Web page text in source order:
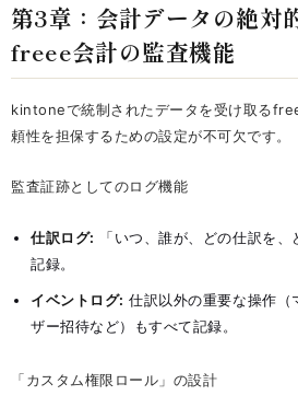
第3章：会計データの絶対
freee会計の監査機能
kintoneで統制されたデータを受け取る
頼性を担保するための設定が不可欠です。
監査証跡としてのログ機能
仕訳ログ:
「いつ、誰が、どの仕訳を
記録。
イベントログ: 仕訳以外の重要な操作（
ザー招待など）もすべて記録。
「カスタム権限ロール」の設計